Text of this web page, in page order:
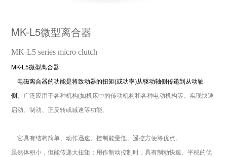
MK-L5微型离合器
MK-L5 series micro clutch
MK-L5微型离合器
电磁离合器的功能是将致动器的扭矩(或功率)从驱动轴侧传递到从动轴
侧。 广泛应用于各种机构(如机床中的传动机构和各种电动机构等。实现快速
启动、制动、正反转或减速等功能。
它具有结构简单、动作迅速、控制能量低、遥控方便等优点。
虽然体积小，但能传递大扭矩；用作制动控制时，具有制动快速、平稳的优